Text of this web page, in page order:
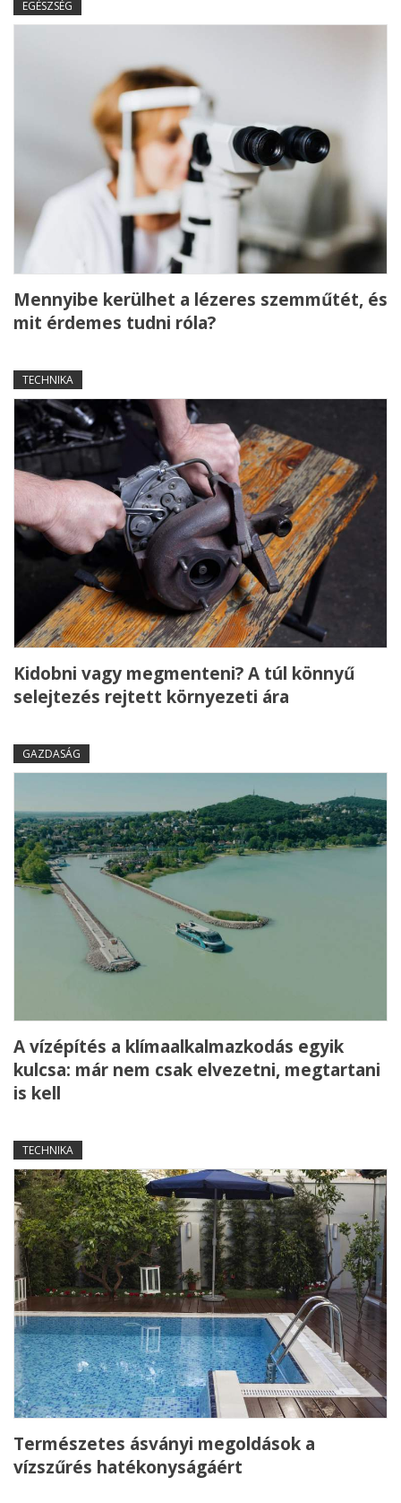
EGÉSZSÉG
Mennyibe kerülhet a lézeres szemműtét, és
mit érdemes tudni róla?
TECHNIKA
Kidobni vagy megmenteni? A túl könnyű
selejtezés rejtett környezeti ára
GAZDASÁG
A vízépítés a klímaalkalmazkodás egyik
kulcsa: már nem csak elvezetni, megtartani
is kell
TECHNIKA
Természetes ásványi megoldások a
vízszűrés hatékonyságáért